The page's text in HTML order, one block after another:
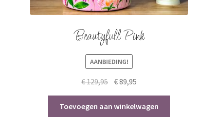
Beautyfull Pink
AANBIEDING!
€129,95 Original
was:
€ 129,95.
€89,95
is:
€ 89,95.
Toevoegen aan winkelwagen